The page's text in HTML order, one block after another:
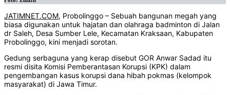
JATIMNET.COM, Probolinggo – Sebuah bangunan megah yang
biasa digunakan untuk hajatan dan olahraga badminton di Jalan
dr Saleh, Desa Sumber Lele, Kecamatan Kraksaan, Kabupaten
Probolinggo, kini menjadi sorotan.
Gedung serbaguna yang kerap disebut GOR Anwar Sadad itu
resmi disita Komisi Pemberantasan Korupsi (KPK) dalam
pengembangan kasus korupsi dana hibah pokmas (kelompok
masyarakat) di Jawa Timur.